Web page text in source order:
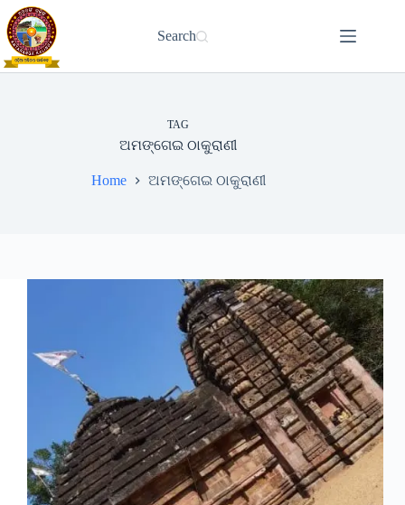
Skip
to
content
Search
TAG
ଅମଙ୍ଗେଇ ଠାକୁରାଣୀ
Home ଅମଙ୍ଗେଇ ଠାକୁରାଣୀ